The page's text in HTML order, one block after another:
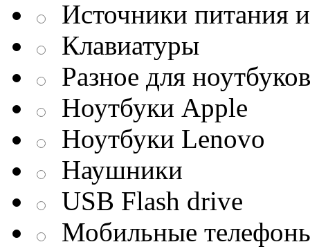
Источники питания
Клавиатуры
Разное для ноутбуков
Ноутбуки Apple
Ноутбуки Lenovo
Наушники
USB Flash drive
Мобильные